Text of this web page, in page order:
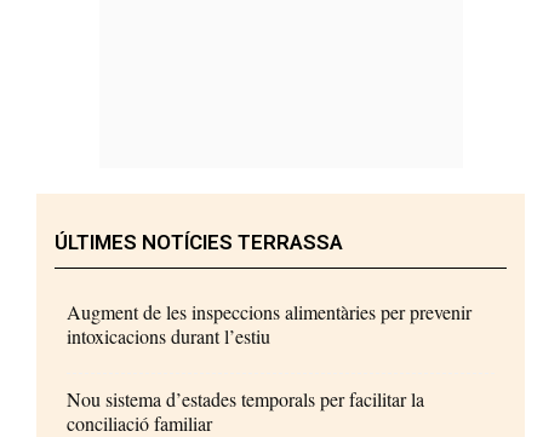
ÚLTIMES NOTÍCIES TERRASSA
Augment de les inspeccions alimentàries per prevenir
intoxicacions durant l’estiu
Nou sistema d’estades temporals per facilitar la
conciliació familiar